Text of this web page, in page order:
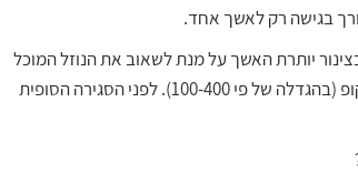
בגישה רק לאשך אחד.
יותרת האשך על מנת לשאוב את הנוזל המוכל
בתוכו. את הנוזל מעבירים למעבדה ושם מתבצע חיפוש אחר תאי זרע אלו במיקרוסקופ (בהגדלה של פי 100-400). לפני הסגירה הסופית